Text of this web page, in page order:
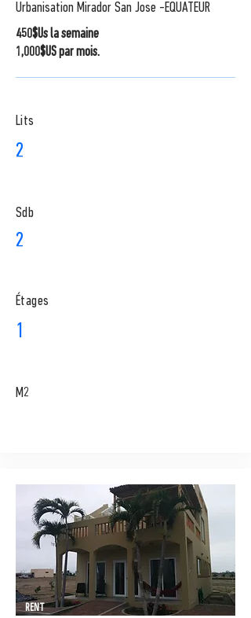
Urbanisation Mirador San Jose -EQUATEUR
450$Us la semaine
1,000$US par mois.
Lits
2
Sdb
2
​Étages
1
M2
RENT